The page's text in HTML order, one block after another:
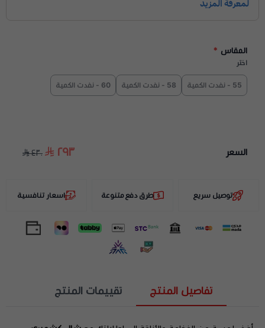
المقاس *
اختر
55 - نفدت الكمية 58 - نفدت الكمية 60 - نفدت الكمية
السعر ٢٩٣ ٤٣٠
توصيل سريع طرق دفع متنوعة اسعار تنافسية
تفاصيل المنتج تقييمات المنتج